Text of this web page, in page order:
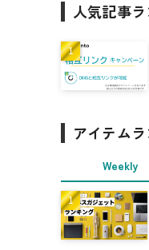
人気記事
アイテム
Weekly